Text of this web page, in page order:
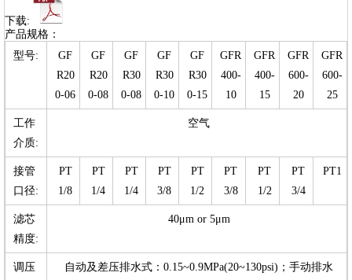
下载:
产品规格：
型号:
GF
R20
0-06
GF
R20
0-08
GF
R30
0-08
GF
R30
0-10
GF
R30
0-15
GFR
400-
10
GFR
400-
15
GFR
600-
20
GFR
600-
25
工作
介质:
空气
接管
口径:
PT
1/8
PT
1/4
PT
1/4
PT
3/8
PT
1/2
PT
3/8
PT
1/2
PT
3/4
PT1
滤芯
精度:
40μm or 5μm
调压
自动及差压排水式：0.15~0.9MPa(20~130psi)；手动排水